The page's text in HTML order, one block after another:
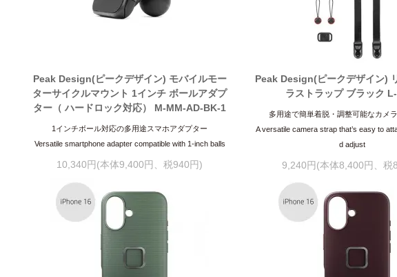
Peak Design(ピークデザイン) モバイルモー
ターサイクルマウント 1インチ ボールアダプ
ター（ ハードロック対応） M-MM-AD-BK-1
1インチボール対応の多用途スマホアダプター
Versatile smartphone adapter compatible with 1-inch balls
10,340円(本体9,400円、税940円)
Peak Design(ピークデザイン)
ラストラップ ブラック
多用途で簡単着脱・調整可能なカメ
A versatile camera strap that’s easy to
d adjust
9,240円(本体8,400円、税